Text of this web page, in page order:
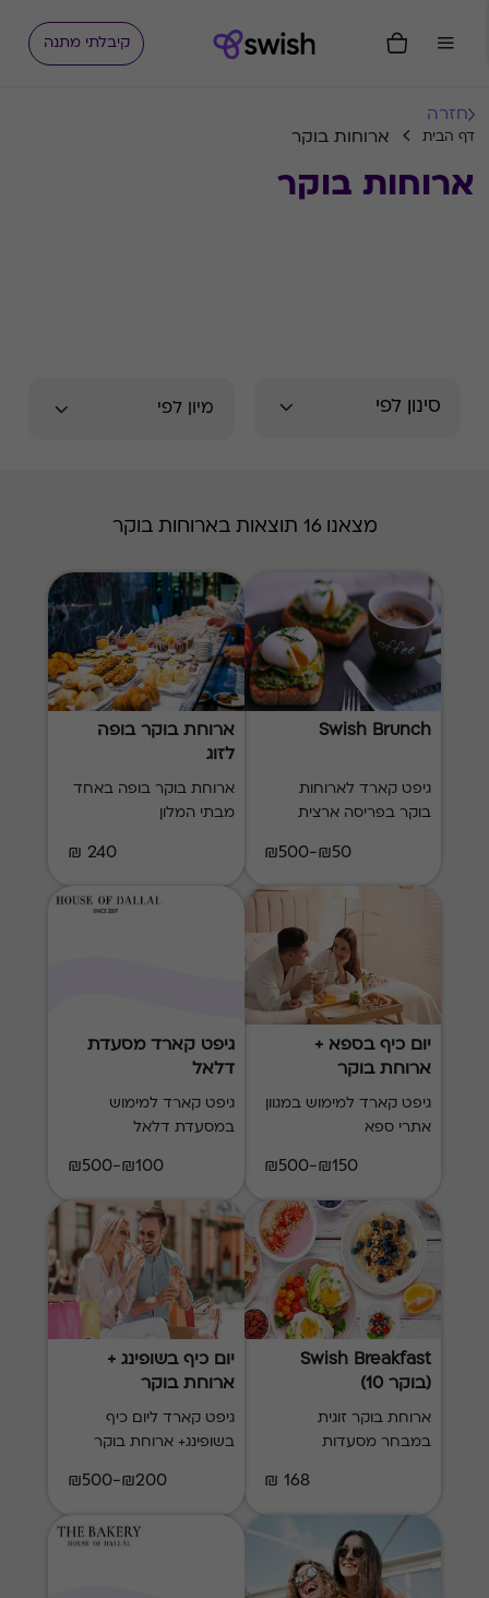
קיבלתי מתנה
חזרה
דף הבית ארוחות בוקר
ארוחות בוקר
סינון לפי
מצאנו 16 תוצאות בארוחות בוקר
Swish Brunch
גיפט קארד לארוחות
בוקר בפריסה ארצית
₪50-₪500
ארוחת בוקר בופה
לזוג
ארוחת בוקר בופה באחד
מבתי המלון
240 ₪
יום כיף בספא +
ארוחת בוקר
גיפט קארד למימוש במגוון
אתרי ספא
₪150-₪500
גיפט קארד מסעדת
דלאל
גיפט קארד למימוש
במסעדת דלאל
₪100-₪500
Swish Breakfast
(בוקר 10)
ארוחת בוקר זוגית
במבחר מסעדות
168 ₪
יום כיף בשופינג +
ארוחת בוקר
גיפט קארד ליום כיף
בשופינג+ ארוחת בוקר
₪200-₪500